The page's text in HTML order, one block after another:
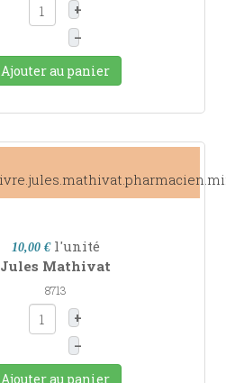
+
–
Ajouter au panier
10,00 € l'unité
Jules Mathivat
8713
+
–
Ajouter au panier